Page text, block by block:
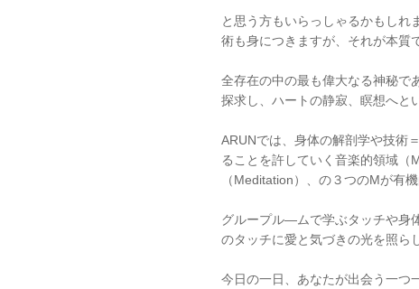
と思う方もいらっしゃるかもしれ
術も身につきますが、それが本質
全存在の中の最も偉大なる神秘で
探求し、ハートの静寂、瞑想へと
ARUNでは、身体の解剖学や技術
ることを許していく音楽的領域（
（Meditation）、の３つのMが有
グループル―ムで学ぶタッチや身
のタッチに愛と気づきの光を照ら
今日の一日、あなたが出会う一つ